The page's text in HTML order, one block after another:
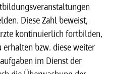
Diese Zahl beweist,
kontinuierlich fortbilden,
erhalten bzw. diese weiter
im Dienst der